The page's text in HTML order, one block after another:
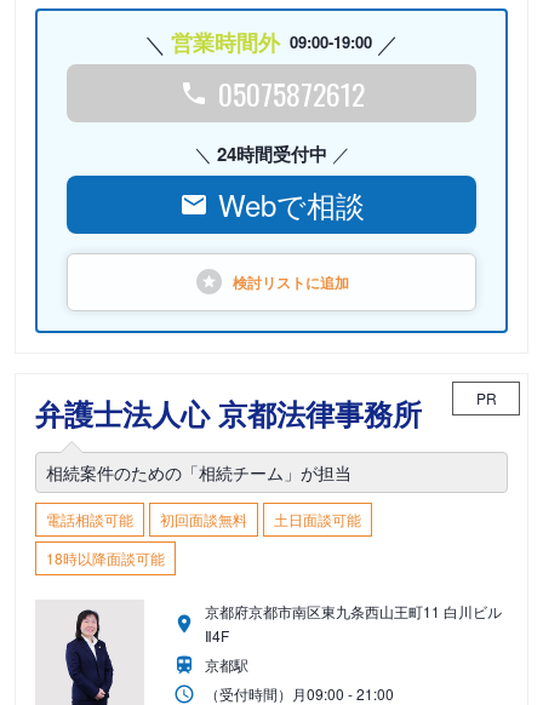
営業時間外 09:00-19:00
05075872612
24時間受付中
Webで相談
検討リストに追加
弁護士法人心 京都法律事務所 PR
相続案件のための「相続チーム」が担当
電話相談可能 初回面談無料
土日面談可能
18時以降面談可能
京都府京都市南区東九条西山王町11 白川ビル
Ⅱ4F
京都駅
（受付時間） 月09:00 - 21:00